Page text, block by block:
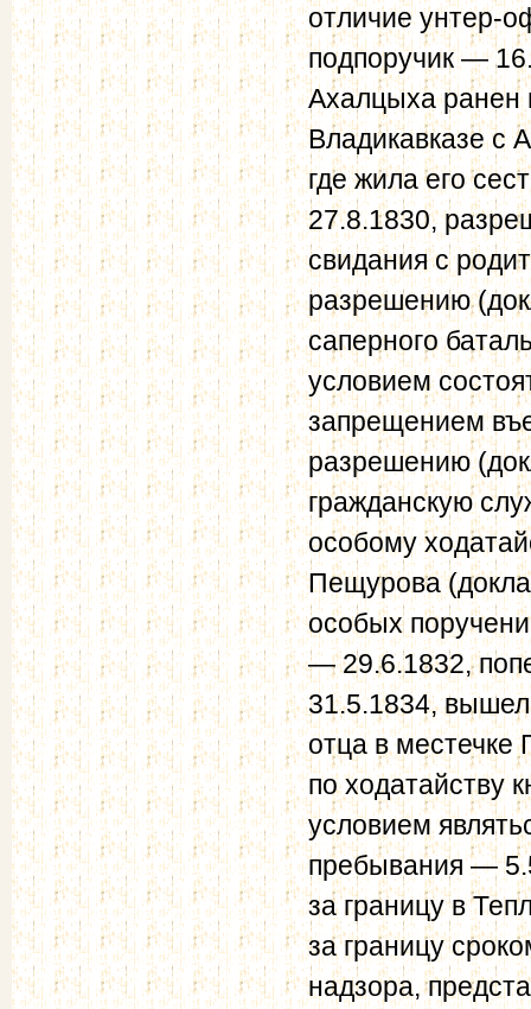
отличие унтер-
подпоручик —
Ахалцыха ранен
Владикавказе с
где жила его
27.8.1830,
свидания с
разрешению
саперного
условием
запрещением
разрешению
гражданскую
особому
Пещурова
особых
— 29.6.1832,
31.5.1834,
отца в местечке
по ходатайству
условием
пребывания —
за границу в
за границу
надзора,